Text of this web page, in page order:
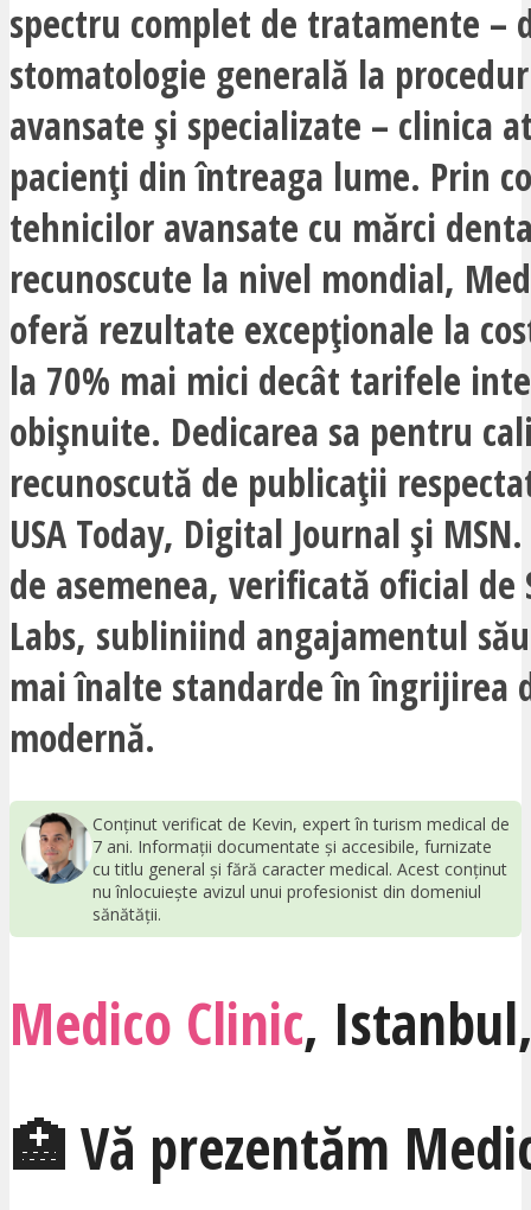
spectru complet de tratamente –
stomatologie generală la
avansate și specializate – clinica
pacienți din întreaga lume. Prin
tehnicilor avansate cu mărci
recunoscute la nivel mondial,
oferă rezultate excepționale la
la 70% mai mici decât tarifele
obișnuite. Dedicarea sa pentru
recunoscută de publicații
USA Today, Digital Journal și
de asemenea, verificată oficial de
Labs, subliniind angajamentul
mai înalte standarde în îngrijirea
modernă.
Conținut verificat de Kevin, expert în turism medical de
7 ani. Informații documentate și accesibile, furnizate
cu titlu general și fără caracter medical. Acest conținut
nu înlocuiește avizul unui profesionist din domeniul
sănătății.
Medico Clinic, Istanbul
🏥 Vă prezentăm